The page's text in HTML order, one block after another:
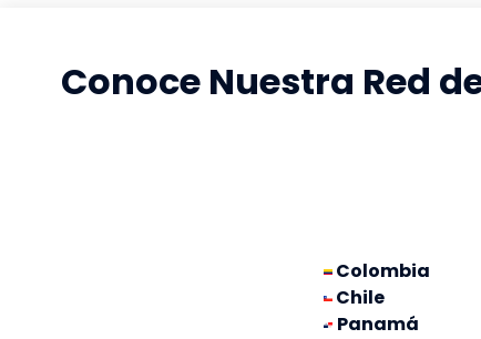
Conoce Nuestra Red
Colombia
Chile
Panamá